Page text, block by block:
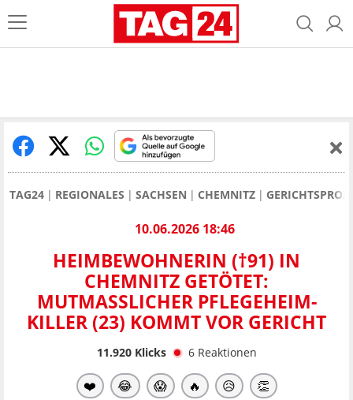
TAG24 REGIONALES SACHSEN CHEMNITZ
10.06.2026 18:46
HEIMBEWOHNERIN (†91) IN
CHEMNITZ GETÖTET:
MUTMASSLICHER PFLEGEHEIM-K
ILLER (23) KOMMT VOR GERICHT
11.920Klicks 6 Reaktionen
❤️ 😂 😱 🔥 😥 👏